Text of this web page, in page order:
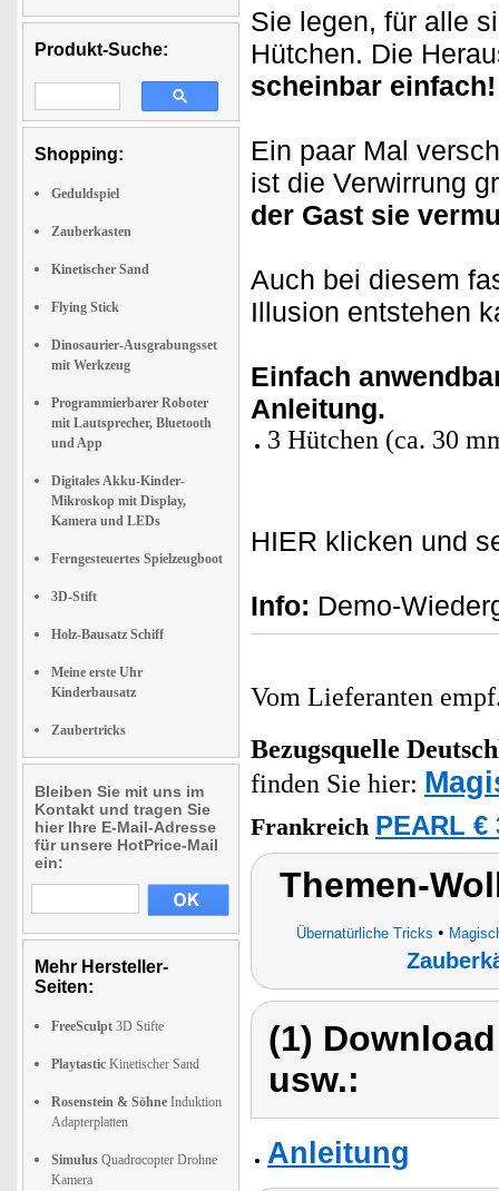
Produkt-Suche:
Shopping:
Geduldspiel
Zauberkasten
Kinetischer Sand
Flying Stick
Dinosaurier-Ausgrabungsset
mit Werkzeug
Programmierbarer Roboter
mit Lautsprecher, Bluetooth
und App
Digitales Akku-Kinder-
Mikroskop mit Display,
Kamera und LEDs
Ferngesteuertes Spielzeugboot
3D-Stift
Holz-Bausatz Schiff
Meine erste Uhr
Kinderbausatz
Zaubertricks
Bleiben Sie mit uns im
Kontakt und tragen Sie
hier Ihre E-Mail-Adresse
für unsere HotPrice-Mail
ein:
Mehr Hersteller-
Seiten:
FreeSculpt 3D Stifte
Playtastic Kinetischer Sand
Rosenstein & Söhne Induktion
Adapterplatten
Simulus Quadrocopter Drohne
Kamera
Sie legen, für alle
Hütchen. Die
scheinbar einfach!
Ein paar Mal
ist die Verwirrung
der Gast sie
Auch bei diesem
Illusion entstehen
Einfach
Anleitung.
3 Hütchen (ca. 30
HIER klicken und
Info: Demo-
Vom Lieferanten
Bezugsquelle
finden Sie hier:
Frankreich PEARL €
Themen-
Übernatürliche Tricks •
(1)
usw.:
Anleitung